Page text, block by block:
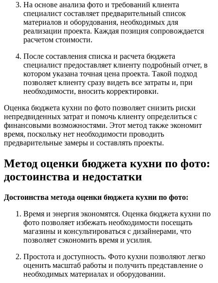
На основе анализа фото и требований клиента
специалист составляет предварительный список
материалов и оборудования, необходимых для
реализации проекта. Каждая позиция сопровождается
расчетом стоимости.
После составления списка и расчета бюджета
специалист предоставляет клиенту подробный отчет, в
котором указана точная цена проекта. Такой подход
позволяет клиенту сразу видеть все затраты и, при
необходимости, вносить корректировки.
Оценка бюджета кухни по фото позволяет снизить риски
непредвиденных затрат и помочь клиенту определиться с
финансовыми возможностями. Этот метод также экономит
время, поскольку нет необходимости проводить
предварительные замеры и составлять проекты.
Метод оценки бюджета кухни по фото:
достоинства и недостатки
Достоинства метода оценки бюджета кухни по фото:
Время и энергия экономятся. Оценка бюджета кухни по
фото позволяет избежать необходимости посещать
магазины и консультироваться с дизайнерами, что
позволяет сэкономить время и усилия.
Простота и доступность. Фото кухни позволяют легко
оценить масштаб работы и получить представление о
необходимых материалах и оборудовании.